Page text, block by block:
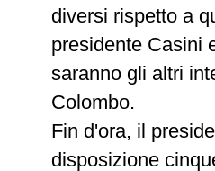
diversi rispetto a
presidente Casini
saranno gli altri
Colombo.
Fin d'ora, il
disposizione